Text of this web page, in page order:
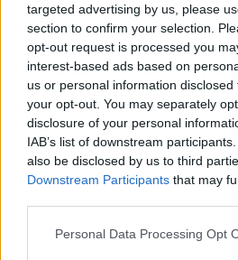
targeted advertising by us, please
section to confirm your selection.
opt-out request is processed you
interest-based ads based on
us or personal information
your opt-out. You may separately
disclosure of your personal
IAB’s list of downstream
also be disclosed by us to third
Downstream Participants that may
Personal Data Processing Opt
möhrensalat
Kommandant des Forums
Moin
mein Protestschwein
läßt das orangene Up nicht zu ,
Speicherhallen inkl. der mit Items
muß ich jedes einzelne Item
wieder rein neues setzen --- das
Haupternterunde --- nö is nich
auch ich bezahle den EH wenn er